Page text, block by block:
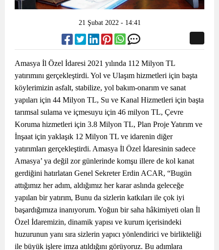
21 Şubat 2022 - 14:41
Amasya İl Özel İdaresi 2021 yılında 112 Milyon TL
yatırımını gerçekleştirdi. Yol ve Ulaşım hizmetleri için başta
köylerimizin asfalt, stabilize, yol bakım-onarım ve sanat
yapıları için 44 Milyon TL, Su ve Kanal Hizmetleri için başta
tarımsal sulama ve içmesuyu için 46 milyon TL, Çevre
Koruma hizmetleri için 3.8 Milyon TL, Plan Proje Yatırım ve
İnşaat için yaklaşık 12 Milyon TL ve idarenin diğer
yatırımları gerçekleştirdi. Amasya İl Özel İdaresinin sadece
Amasya’ ya değil zor günlerinde komşu illere de kol kanat
gerdiğini hatırlatan Genel Sekreter Erdin ACAR, “Bugün
attığımız her adım, aldığımız her karar aslında geleceğe
yapılan bir yatırım, Bunu da sizlerin katkıları ile çok iyi
başardığımıza inanıyorum. Yoğun bir saha hâkimiyeti olan İl
Özel İdaremizin, dinamik yapısı ve kurum içerisindeki
huzurunun yanı sıra sizlerin yapıcı yönlendirici ve birlikteliği
ile büyük işlere imza atıldığını görüyoruz. Bu adımlara